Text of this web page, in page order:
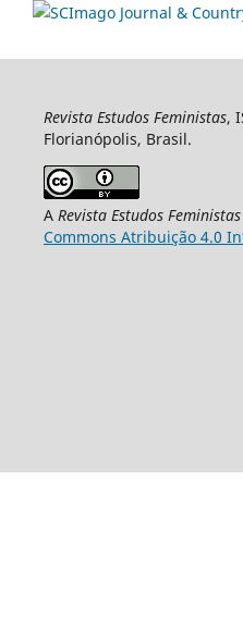
Revista Estudos Feministas,
Florianópolis, Brasil.
A Revista Estudos Feministas
Commons Atribuição 4.0